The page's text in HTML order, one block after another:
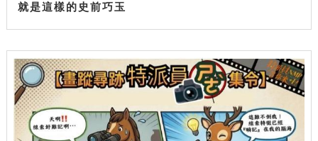
就是這樣的史前巧玉